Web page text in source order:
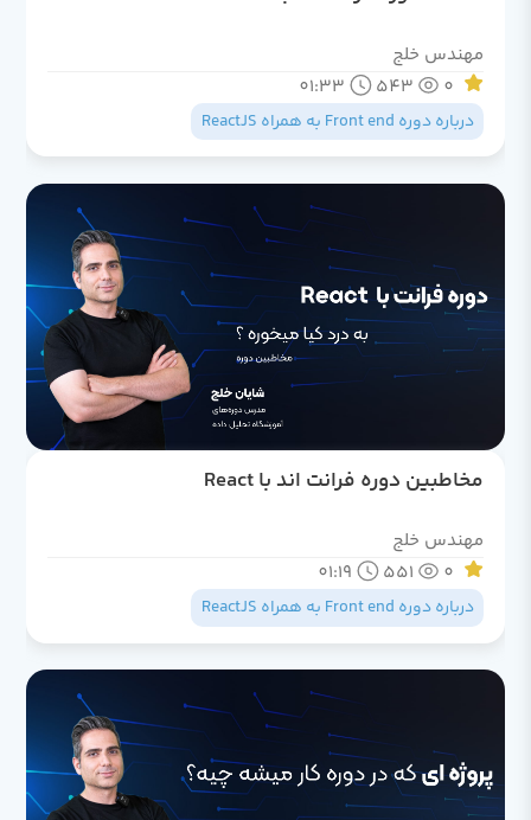
مهندس خلج
0
543
01:33
درباره دوره Front end به همراه ReactJS
مخاطبین دوره فرانت اند با React
مهندس خلج
0
551
01:19
درباره دوره Front end به همراه ReactJS